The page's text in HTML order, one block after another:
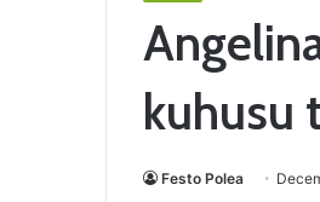
kuhusu
Festo Polea